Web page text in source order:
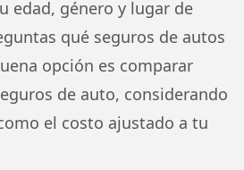
edad, género y lugar de
qué seguros de autos
opción es comparar
de auto, considerando
el costo ajustado a tu